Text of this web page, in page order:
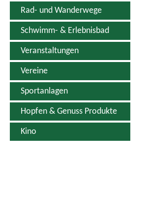
Rad- und Wanderwege
Schwimm- & Erlebnisbad
Veranstaltungen
Vereine
Sportanlagen
Hopfen & Genuss Produkte
Kino